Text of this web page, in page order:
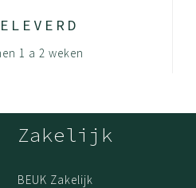
1 a 2 weken
Zakelijk
BEUK Zakelijk